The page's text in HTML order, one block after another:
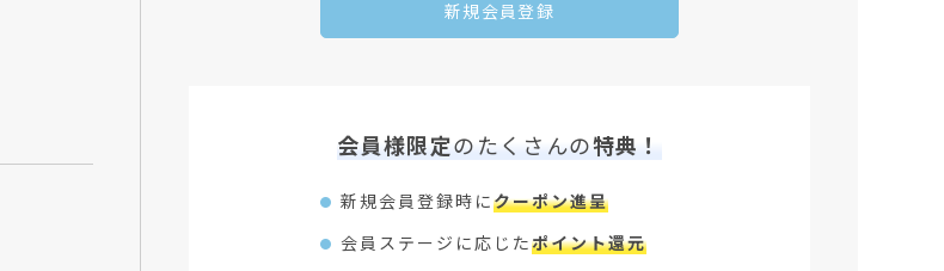
新規会員登録
会員様限定のたくさんの特典！
新規会員登録時にクーポン進呈
会員ステージに応じたポイント還元